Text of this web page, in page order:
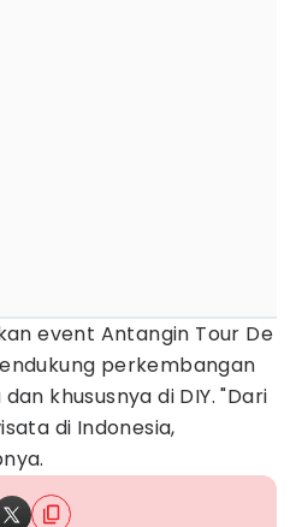
event Antangin Tour De
perkembangan
khususnya di DIY. "Dari
di Indonesia,